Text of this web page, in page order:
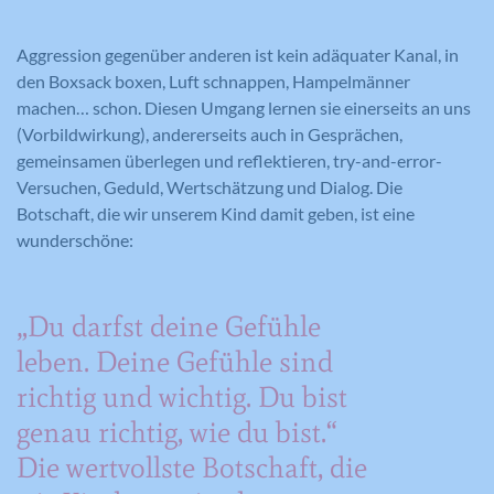
Aggression gegenüber anderen ist kein adäquater Kanal, in
den Boxsack boxen, Luft schnappen, Hampelmänner
machen… schon. Diesen Umgang lernen sie einerseits an uns
(Vorbildwirkung), andererseits auch in Gesprächen,
gemeinsamen überlegen und reflektieren, try-and-error-
Versuchen, Geduld, Wertschätzung und Dialog. Die
Botschaft, die wir unserem Kind damit geben, ist eine
wunderschöne:
„Du darfst deine Gefühle
leben. Deine Gefühle sind
richtig und wichtig. Du bist
genau richtig, wie du bist.“
Die wertvollste Botschaft, die
Anbieter Meine Familie
Laufzeit 1 Jahr
Dieses Cookie wird verwendet, um Ihre
Cookie-Einstellungen für diese Website
zu speichern.
Anbieter Google Analytics
1 Minute
Zweck
Wird von Google Analytics verwendet,
um die Anforderungsrate
einzuschränken.
Anbieter Google Analytics
Laufzeit 1 Tag
Zweck
Registriert eine eindeutige ID, die
verwendet wird, um statistische Daten
dazu, wie der Besucher die Website
Anbieter Google Maps
Laufzeit 6 Monate
Zweck
Wird zum Entsperren von Google Maps
Inhalten verwendet.
Anbieter YouTube
Laufzeit 1 Tag
Zweck
Registriert eine eindeutige ID auf
mobilen Geräten, um Tracking
basierend auf dem geografischen GPS-
Standort zu ermöglichen.